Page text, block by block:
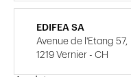
EDIFEA SA
Avenue de l'Etang 57,
1219 Vernier - CH